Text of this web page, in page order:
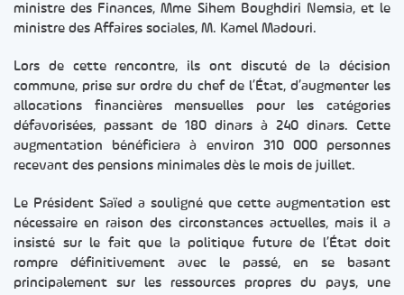
ministre des Finances, Mme Sihem Boughdiri Nemsia, et le
ministre des Affaires sociales, M. Kamel Madouri.
Lors de cette rencontre, ils ont discuté de la décision
commune, prise sur ordre du chef de l’État, d’augmenter les
allocations financières mensuelles pour les catégories
défavorisées, passant de 180 dinars à 240 dinars. Cette
augmentation bénéficiera à environ 310 000 personnes
recevant des pensions minimales dès le mois de juillet.
Le Président Saïed a souligné que cette augmentation est
nécessaire en raison des circonstances actuelles, mais il a
insisté sur le fait que la politique future de l’État doit
rompre définitivement avec le passé, en se basant
principalement sur les ressources propres du pays, une